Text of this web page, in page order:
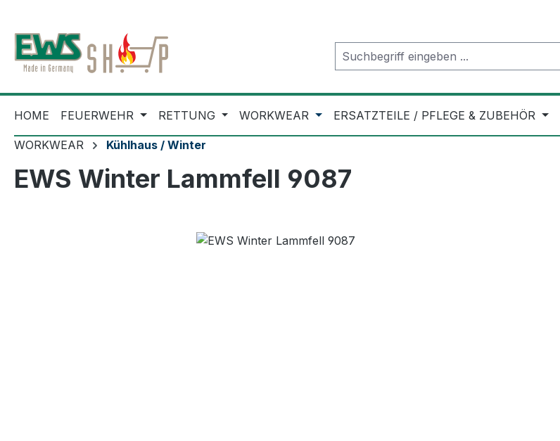
HOME FEUERWEHR RETTUNG WORKWEAR ERSATZTEILE / PFLEGE & ZUBEHÖR
WORKWEAR Kühlhaus / Winter
EWS Winter Lammfell 9087